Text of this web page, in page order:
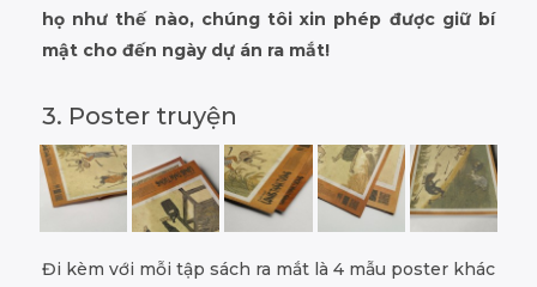
họ như thế nào, chúng tôi xin phép được giữ bí
mật cho đến ngày dự án ra mắt!
3. Poster truyện
Đi kèm với mỗi tập sách ra mắt là 4 mẫu poster khác